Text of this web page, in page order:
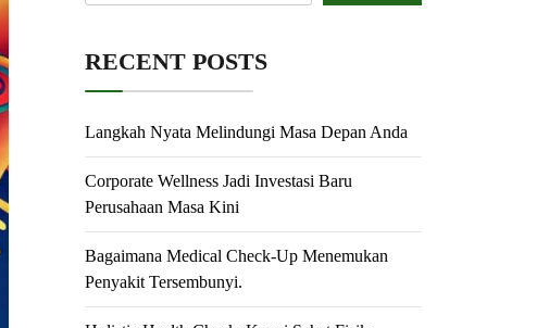
RECENT POSTS
Langkah Nyata Melindungi Masa Depan Anda
Corporate Wellness Jadi Investasi Baru
Perusahaan Masa Kini
Bagaimana Medical Check-Up Menemukan
Penyakit Tersembunyi.